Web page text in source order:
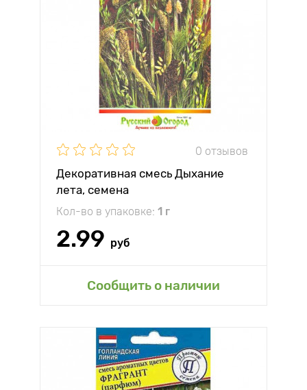
0 отзывов
Декоративная смесь Дыхание
лета, семена
Кол-во в упаковке: 1 г
2.99 руб
Сообщить о наличии